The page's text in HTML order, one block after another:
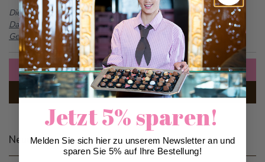
Dieses Formular ist durch reCAPTCHA geschützt -Google
Datenschutzbestimmungenund
Allgemeine
Geschäftsbedingungen
Anmelden
Passwort vergessen?
Neue Kunden
Jetzt 5% sparen!
Melden Sie sich hier zu unserem Newsletter an und
sparen Sie 5% auf Ihre Bestellung!